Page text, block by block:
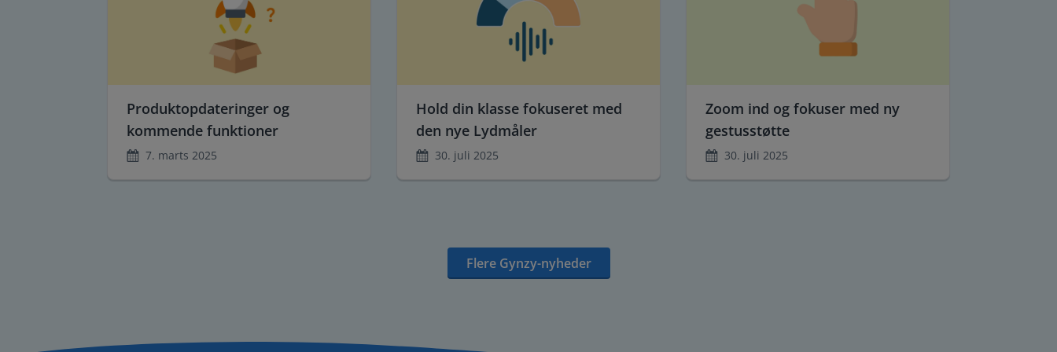
Produktopdateringer og
kommende funktioner
7. marts 2025
Hold din klasse fokuseret med
den nye Lydmåler
30. juli 2025
Zoom ind og fokuser med ny
gestusstøtte
30. juli 2025
Flere Gynzy-nyheder